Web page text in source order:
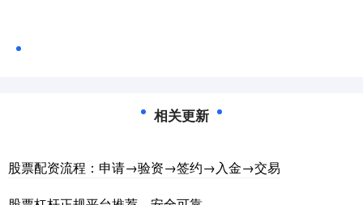
相关更新
股票配资流程：申请→验资→签约→入金→交易